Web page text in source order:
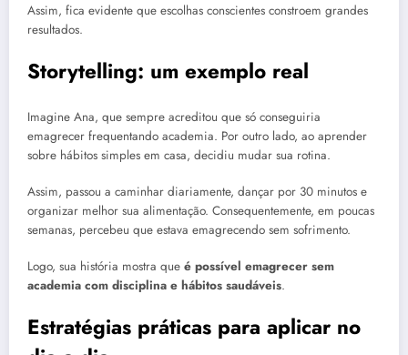
Assim, fica evidente que escolhas conscientes constroem grandes
resultados.
Storytelling: um exemplo real
Imagine Ana, que sempre acreditou que só conseguiria
emagrecer frequentando academia. Por outro lado, ao aprender
sobre hábitos simples em casa, decidiu mudar sua rotina.
Assim, passou a caminhar diariamente, dançar por 30 minutos e
organizar melhor sua alimentação. Consequentemente, em poucas
semanas, percebeu que estava emagrecendo sem sofrimento.
Logo, sua história mostra que é possível emagrecer sem
academia com disciplina e hábitos saudáveis.
Estratégias práticas para aplicar no